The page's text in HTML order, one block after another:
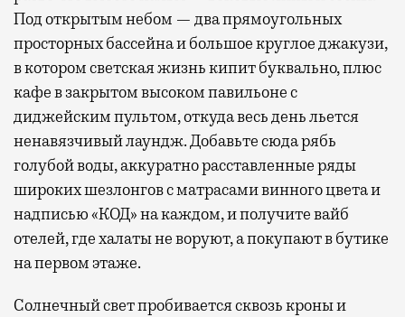
Под открытым небом — два прямоугольных
просторных бассейна и большое круглое джакузи,
в котором светская жизнь кипит буквально, плюс
кафе в закрытом высоком павильоне с
диджейским пультом, откуда весь день льется
ненавязчивый лаундж. Добавьте сюда рябь
голубой воды, аккуратно расставленные ряды
широких шезлонгов с матрасами винного цвета и
надписью «КОД» на каждом, и получите вайб
отелей, где халаты не воруют, а покупают в бутике
на первом этаже.
Солнечный свет пробивается сквозь кроны и